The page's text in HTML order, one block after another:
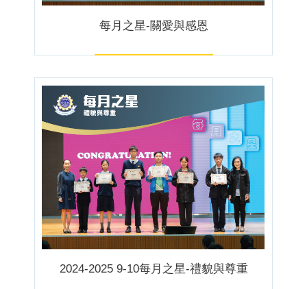
每月之星-關愛與感恩
2024-2025 9-10每月之星-禮貌與尊重